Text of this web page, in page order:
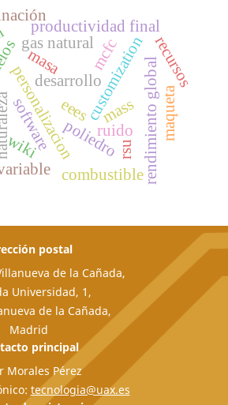
desarrollo
personalizacion
masa
mass
customizationrendimiento global
productividad final
ruido
softwarepoliedro
eees
rsu
mcfc
combustible
gas natural recursos
maqueta
wiki
postal
de la Cañada,
Universidad, 1,
de la Cañada,
Madrid
principal
Morales Pérez
tecnologia@uax.es